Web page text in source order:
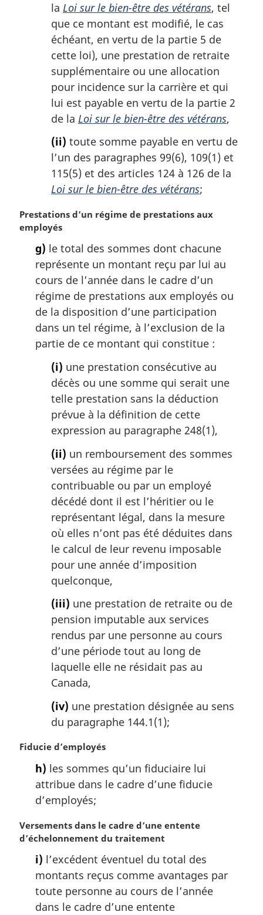
la Loi sur le bien-être des vétérans, tel
que ce montant est modifié, le cas
échéant, en vertu de la partie 5 de
cette loi), une prestation de retraite
supplémentaire ou une allocation
pour incidence sur la carrière et qui
lui est payable en vertu de la partie 2
de la Loi sur le bien-être des vétérans,
(ii) toute somme payable en vertu de
l’un des paragraphes 99(6), 109(1) et
115(5) et des articles 124 à 126 de la
Loi sur le bien-être des vétérans;
N
o
Prestations d’un régime de prestations aux
employés
g) le total des sommes dont chacune
représente un montant reçu par lui au
cours de l’année dans le cadre d’un
régime de prestations aux employés ou
de la disposition d’une participation
dans un tel régime, à l’exclusion de la
partie de ce montant qui constitue :
(i) une prestation consécutive au
décès ou une somme qui serait une
telle prestation sans la déduction
prévue à la définition de cette
expression au paragraphe 248(1),
(ii) un remboursement des sommes
versées au régime par le
contribuable ou par un employé
décédé dont il est l’héritier ou le
représentant légal, dans la mesure
où elles n’ont pas été déduites dans
le calcul de leur revenu imposable
pour une année d’imposition
quelconque,
(iii) une prestation de retraite ou de
pension imputable aux services
rendus par une personne au cours
d’une période tout au long de
laquelle elle ne résidait pas au
Canada,
(iv) une prestation désignée au sens
du paragraphe 144.1(1);
N
r
g
Fiducie d’employés
h) les sommes qu’un fiduciaire lui
attribue dans le cadre d’une fiducie
d’employés;
N
o
Versements dans le cadre d’une entente
d’échelonnement du traitement
i) l’excédent éventuel du total des
montants reçus comme avantages par
toute personne au cours de l’année
dans le cadre d’une entente